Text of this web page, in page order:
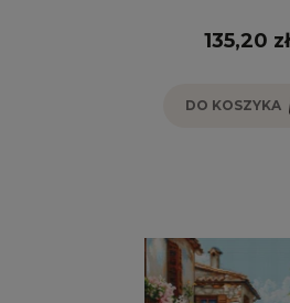
135,20 zł
DO KOSZYKA